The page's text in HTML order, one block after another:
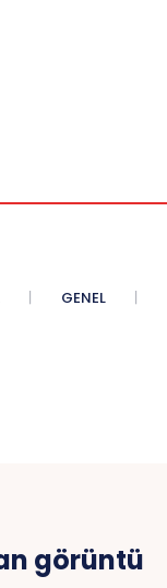
GENEL